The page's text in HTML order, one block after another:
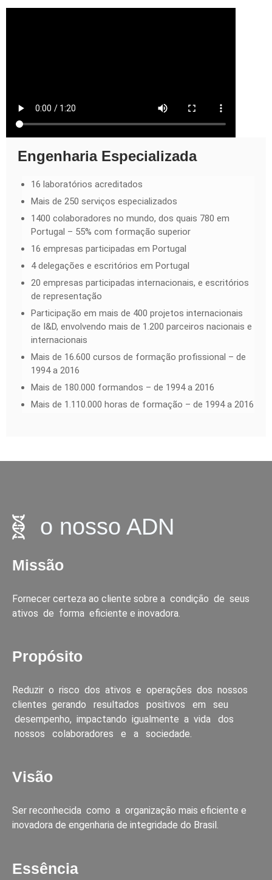
Engenharia Especializada
16 laboratórios acreditados
Mais de 250 serviços especializados
1400 colaboradores no mundo, dos quais 780 em
Portugal – 55% com formação superior
16 empresas participadas em Portugal
4 delegações e escritórios em Portugal
20 empresas participadas internacionais, e escritórios
de representação
Participação em mais de 400 projetos internacionais
de I&D, envolvendo mais de 1.200 parceiros nacionais e
internacionais
Mais de 16.600 cursos de formação profissional – de
1994 a 2016
Mais de 180.000 formandos – de 1994 a 2016
Mais de 1.110.000 horas de formação – de 1994 a 2016
o nosso ADN
Missão
Fornecer certeza ao cliente sobre a condição de seus
ativos de forma eficiente e inovadora.
Propósito
Reduzir o risco dos ativos e operações dos nossos
clientes gerando resultados positivos em seu
desempenho, impactando igualmente a vida dos
nossos colaboradores e a sociedade.
Visão
Ser reconhecida como a organização mais eficiente e
inovadora de engenharia de integridade do Brasil.
Essência